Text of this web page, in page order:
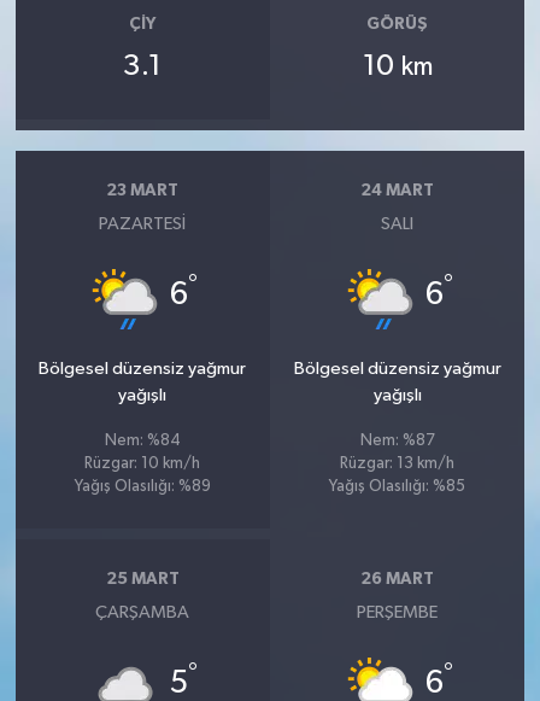
ÇIY
3.1
GÖRÜŞ
10 km
23 MART
PAZARTESI
6°
Bölgesel düzensiz yağmur
yağışlı
Nem: %84
Rüzgar: 10 km/h
Yağış Olasılığı: %89
24 MART
SALI
6°
Bölgesel düzensiz yağmur
yağışlı
Nem: %87
Rüzgar: 13 km/h
Yağış Olasılığı: %85
25 MART
ÇARŞAMBA
5°
26 MART
PERŞEMBE
6°